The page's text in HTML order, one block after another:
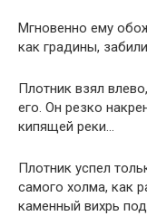
Мгновенно ему
как градины,
Плотник взял
его. Он резко
кипящей реки…
Плотник успел
самого холма, как
каменный вихрь